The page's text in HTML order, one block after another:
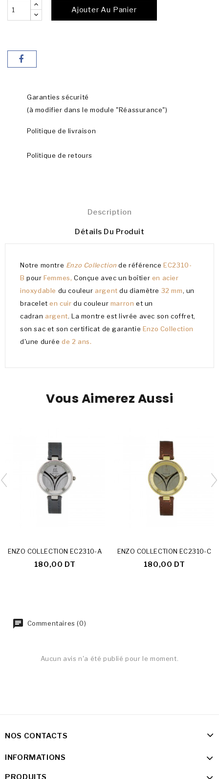
Ajouter Au Panier
Garanties sécurité
(à modifier dans le module "Réassurance")
Politique de livraison
Politique de retours
Description
Détails Du Produit
Notre montre Enzo Collectionde référenceEC2310-
B pourFemmes,Conçue avec un boîtier en acier
inoxydable du couleurargentdu diamètre 32 mm, un
braceleten cuirdu couleur marronet un
cadran argent. La montre est livrée avec son coffret,
son sac et son certificat de garantie Enzo Collection
d'une duréede 2 ans.
Vous Aimerez Aussi
ENZO COLLECTION EC2310-A
180,00 DT
ENZO COLLECTION EC2310-C
180,00 DT
Commentaires (0)
Aucun avis n'a été publié pour le moment.
NOS CONTACTS
INFORMATIONS
PRODUITS